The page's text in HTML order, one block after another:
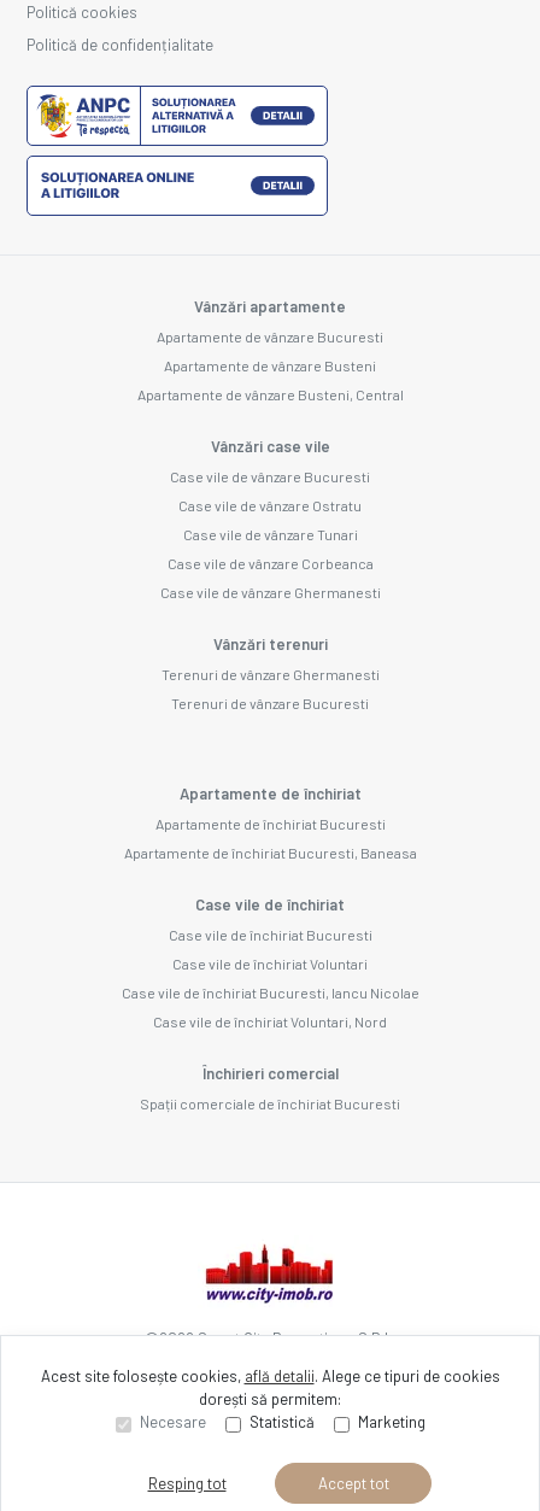
Sună acum Solicită vizionare
Politică cookies
Politică de confidențialitate
Vânzări apartamente
Apartamente de vânzare Bucuresti
Apartamente de vânzare Busteni
Apartamente de vânzare Busteni, Central
Vânzări case vile
Case vile de vânzare Bucuresti
Case vile de vânzare Ostratu
Case vile de vânzare Tunari
Case vile de vânzare Corbeanca
Case vile de vânzare Ghermanesti
Vânzări terenuri
Terenuri de vânzare Ghermanesti
Terenuri de vânzare Bucuresti
Apartamente de închiriat
Apartamente de închiriat Bucuresti
Apartamente de închiriat Bucuresti, Baneasa
Case vile de închiriat
Case vile de închiriat Bucuresti
Case vile de închiriat Voluntari
Case vile de închiriat Bucuresti, Iancu Nicolae
Case vile de închiriat Voluntari, Nord
Închirieri comercial
Spații comerciale de închiriat Bucuresti
©2026Smart City Promotions S.R.L.
Site creat în
Acest site folosește cookies, află detalii. Alege ce tipuri de cookies
dorești să permitem:
Necesare
Statistică Marketing
Resping tot Accept tot